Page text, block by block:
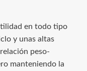
en todo tipo
y unas altas
peso-
manteniendo la